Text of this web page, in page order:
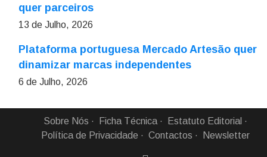
quer parceiros
13 de Julho, 2026
Plataforma portuguesa Mercado Artesão quer
dinamizar marcas independentes
6 de Julho, 2026
Sobre Nós Ficha Técnica
Estatuto Editorial
Política de Privacidade
Contactos Newsletter